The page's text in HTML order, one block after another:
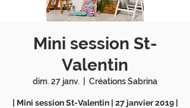
Mini session St-
Valentin
dim. 27 janv. Créations Sabrina
| Mini session St-Valentin | 27 janvier 2019 |